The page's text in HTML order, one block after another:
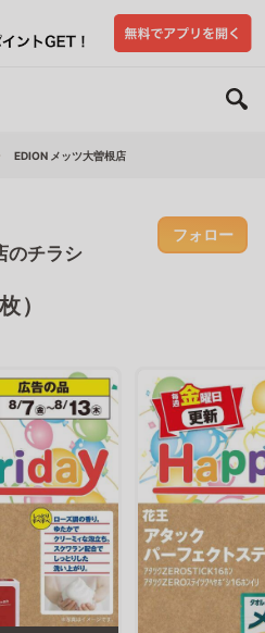
EDION メッツ大曽根店
のチラシ
フォロー
）